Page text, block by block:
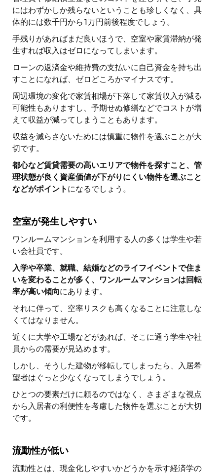
にはわずかしか残らないということも珍しくなく、具
体的には数千円から1万円前後程度でしょう。
手残りがあればまだ良いほうで、空室や家賃滞納が発
生すれば収入はゼロになってしまいます。
ローンの返済金や維持費の支払いに自己資金を持ち出
すことになれば、ゼロどころかマイナスです。
周辺環境の変化で家賃相場が下落して家賃収入が減る
可能性もありますし、予期せぬ修繕などでコストが増
えて収益が減ってしまうこともあります。
収益を減らさないためには慎重に物件を選ぶことが大
切です。
都心など賃貸需要の高いエリアで物件を探すこと、管
理状態が良く資産価値が下がりにくい物件を選ぶこと
などがポイント になるでしょう。
空室が発生しやすい
ワンルームマンションを利用する人の多くは学生や若
い会社員です。
入学や卒業、就職、結婚などのライフイベントで住ま
いを変わることが多く、ワンルームマンションは回転
率が高い傾向にあります。
それに伴って、空率リスクも高くなることに注意しな
くてはなりません。
近くに大学や工場などがあれば、そこに通う学生や社
員からの需要が見込めます。
しかし、そうした建物が移転してしまったら、入居希
望者はぐっと少なくなってしまうでしょう。
ひとつの要素だけに頼るのではなく、さまざまな視点
から入居者の利便性を考慮した物件を選ぶことが大切
です。
流動性が低い
流動性とは、現金化しやすいかどうかを示す経済学の